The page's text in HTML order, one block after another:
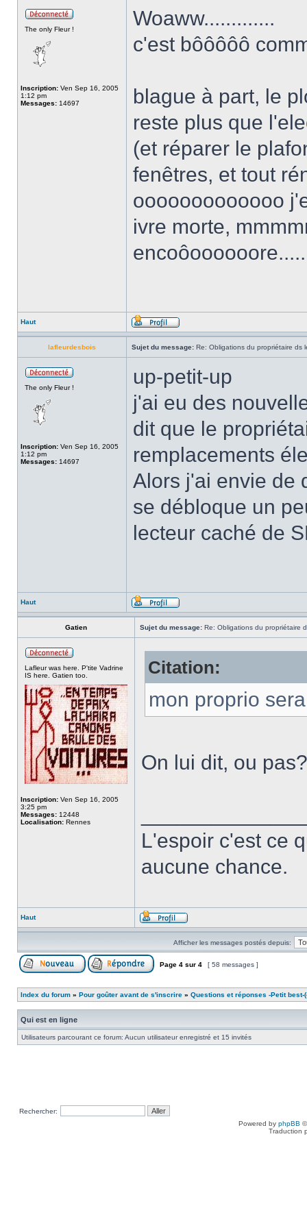
The only Fleur !
Inscription: Ven Sep 16, 2005
1:12 pm
Messages: 14697
Woaww.............
c'est bôôôôô
blague à part, le
reste plus que
(et réparer le
fenêtres, et tout
ooooooooooooo
ivre morte,
Haut
lafleurdesbois Sujet du message: Re: Obligations du propriétaire ds
The only Fleur !
Inscription: Ven Sep 16, 2005
1:12 pm
Messages: 14697
up-petit-up
j'ai eu des
dit que le
remplacements
Alors j'ai envie de
se débloque un
lecteur caché de
Haut
Gatien Sujet du message: Re: Obligations du propriétaire
Lafleur was here. P'tite Vadrine
IS here. Gatien too.
Inscription: Ven Sep 16, 2005
3:25 pm
Messages: 12448
Localisation: Rennes
Citation:
mon proprio
On lui dit, ou pas?
L'espoir c'est ce
aucune chance.
Haut
Afficher les messages postés depuis:
Page 4 sur 4 [ 58 messages ]
Index du forum » Pour goûter avant de s'inscrire » Questions et réponses -Petit best-
Qui est en ligne
Utilisateurs parcourant ce forum: Aucun utilisateur enregistré et 15 invités
Rechercher:
Powered by phpBB
Traduction